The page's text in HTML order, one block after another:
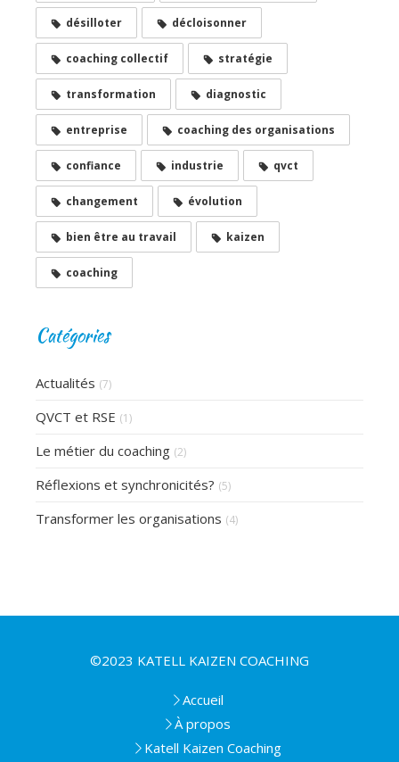
désilloter décloisonner
coaching collectif stratégie
transformation diagnostic
entreprise coaching des organisations
confiance industrie qvct
changement évolution
bien être au travail kaizen
coaching
Catégories
Actualités (7)
QVCT et RSE (1)
Le métier du coaching (2)
Réflexions et synchronicités? (5)
Transformer les organisations (4)
©2023 KATELL KAIZEN COACHING
Accueil
À propos
Katell Kaizen Coaching